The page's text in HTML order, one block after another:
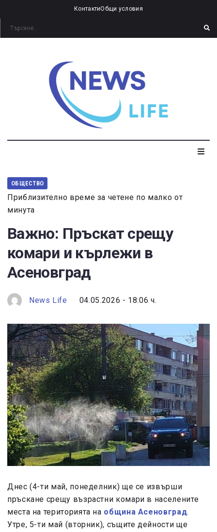
КонтактиОбщи условия
ОБЩЕСТВО
Приблизително време за четене по малко от
минута
Важно: Пръскат срещу
комари и кърлежи в
Асеновград
News Life 04.05.2026 - 18:06 ч.
Днес (4-ти май, понеделник) ще се извърши
пръскане срещу възрастни комари в населените
места на територията на община Асеновград.
Утре, 5-ти май (вторник), същите дейности ще